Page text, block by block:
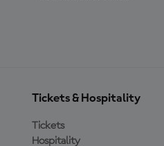
Tickets & Hospitality
Tickets
Hospitality